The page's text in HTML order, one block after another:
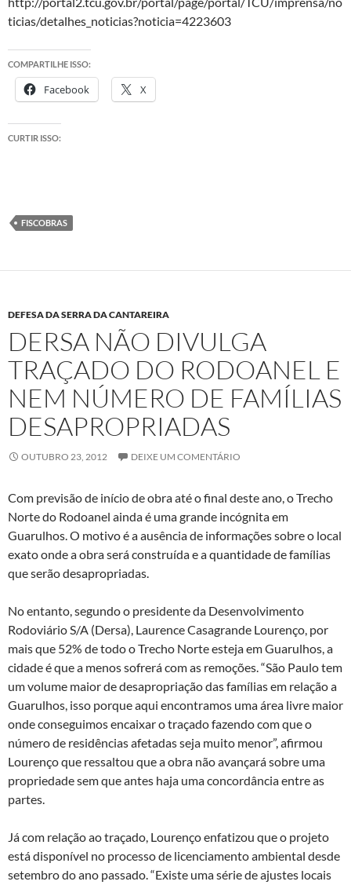
ticias/detalhes_noticias?noticia=4223603
COMPARTILHE ISSO:
Facebook X
CURTIR ISSO:
FISCOBRAS
DEFESA DA SERRA DA CANTAREIRA
DERSA NÃO DIVULGA
TRAÇADO DO RODOANEL E
NEM NÚMERO DE FAMÍLIAS
DESAPROPRIADAS
OUTUBRO 23, 2012 DEIXE UM COMENTÁRIO
Com previsão de início de obra até o final deste ano, o Trecho
Norte do Rodoanel ainda é uma grande incógnita em
Guarulhos. O motivo é a ausência de informações sobre o local
exato onde a obra será construída e a quantidade de famílias
que serão desapropriadas.
No entanto, segundo o presidente da Desenvolvimento
Rodoviário S/A (Dersa), Laurence Casagrande Lourenço, por
mais que 52% de todo o Trecho Norte esteja em Guarulhos, a
cidade é que a menos sofrerá com as remoções. “São Paulo tem
um volume maior de desapropriação das famílias em relação a
Guarulhos, isso porque aqui encontramos uma área livre maior
onde conseguimos encaixar o traçado fazendo com que o
número de residências afetadas seja muito menor”, afirmou
Lourenço que ressaltou que a obra não avançará sobre uma
propriedade sem que antes haja uma concordância entre as
partes.
Já com relação ao traçado, Lourenço enfatizou que o projeto
está disponível no processo de licenciamento ambiental desde
setembro do ano passado. “Existe uma série de ajustes locais